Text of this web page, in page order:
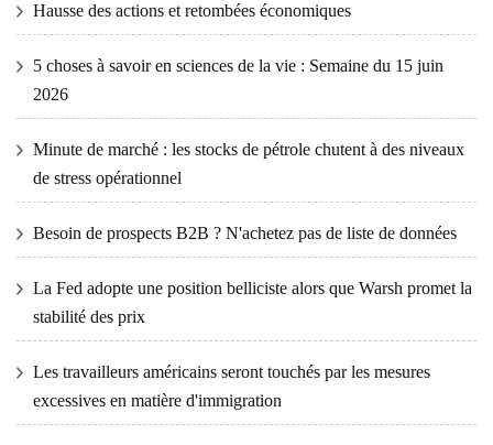
Hausse des actions et retombées économiques
5 choses à savoir en sciences de la vie : Semaine du 15 juin
2026
Minute de marché : les stocks de pétrole chutent à des niveaux
de stress opérationnel
Besoin de prospects B2B ? N'achetez pas de liste de données
La Fed adopte une position belliciste alors que Warsh promet la
stabilité des prix
Les travailleurs américains seront touchés par les mesures
excessives en matière d'immigration